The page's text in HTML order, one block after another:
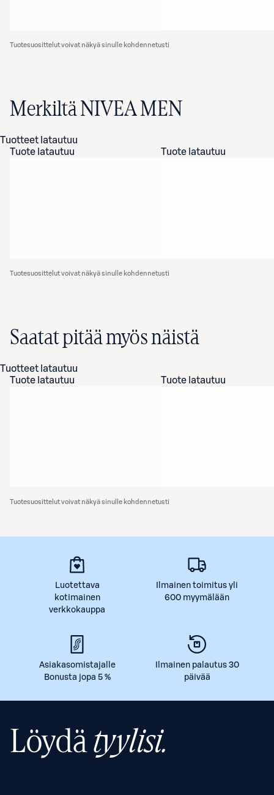
Tuotesuosittelut voivat näkyä sinulle kohdennetusti
Merkiltä NIVEA MEN
Tuotteet latautuu
Tuote latautuu
Tuote latautuu
Tuotesuosittelut voivat näkyä sinulle kohdennetusti
Saatat pitää myös näistä
Tuotteet latautuu
Tuote latautuu
Tuote latautuu
Tuotesuosittelut voivat näkyä sinulle kohdennetusti
Luotettava
kotimainen
verkkokauppa
Ilmainen toimitus yli
600 myymälään
Asiakasomistajalle
Bonusta jopa 5 %
Ilmainen palautus 30
päivää
Löydätyylisi.